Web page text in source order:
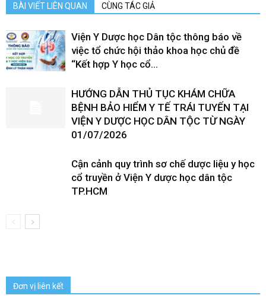
BÀI VIẾT LIÊN QUAN CÙNG TÁC GIẢ
Viện Y Dược học Dân tộc thông báo về
việc tổ chức hội thảo khoa học chủ đề
“Kết hợp Y học cổ...
HƯỚNG DẪN THỦ TỤC KHÁM CHỮA
BỆNH BẢO HIỂM Y TẾ TRÁI TUYẾN TẠI
VIỆN Y DƯỢC HỌC DÂN TỘC TỪ NGÀY
01/07/2026
Cận cảnh quy trình sơ chế dược liệu y học
cổ truyền ở Viện Y dược học dân tộc
TP.HCM
Đơn vị liên kết